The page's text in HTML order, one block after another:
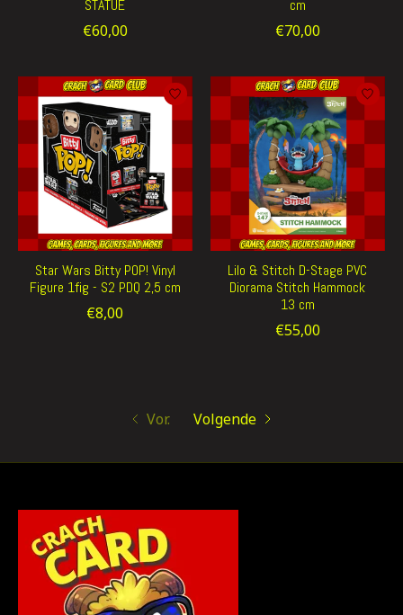
STATUE
€60,00
cm
€70,00
Star Wars Bitty POP! Vinyl
Figure 1fig - S2 PDQ 2,5 cm
€8,00
Lilo & Stitch D-Stage PVC
Diorama Stitch Hammock
13 cm
€55,00
Vor. Volgende